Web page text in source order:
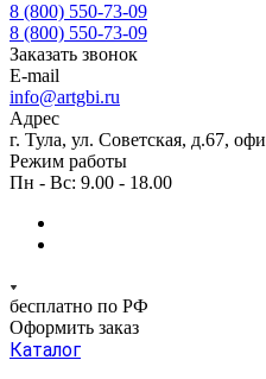
8 (800) 550-73-09
8 (800) 550-73-09
Заказать звонок
E-mail
info@artgbi.ru
Адрес
г. Тула, ул. Советская, д.67,
Режим работы
Пн - Вс: 9.00 - 18.00
бесплатно по РФ
Оформить заказ
Каталог